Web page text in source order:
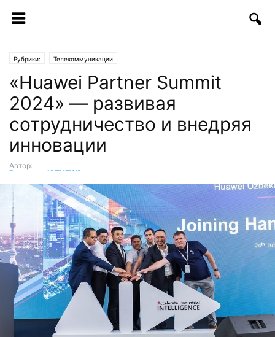
Рубрики: Телекоммуникации
«Huawei Partner Summit
2024» — развивая
сотрудничество и внедряя
инновации
Автор:
Редакция ICTNEWS